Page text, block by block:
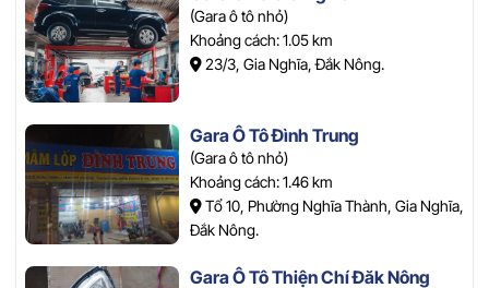
(Gara ô tô nhỏ)
Khoảng cách: 1.05 km
23/3, Gia Nghĩa, Đắk Nông.
Gara Ô Tô Đình Trung
(Gara ô tô nhỏ)
Khoảng cách: 1.46 km
Tổ 10, Phường Nghĩa Thành, Gia Nghĩa,
Đắk Nông.
Gara Ô Tô Thiện Chí Đăk Nông